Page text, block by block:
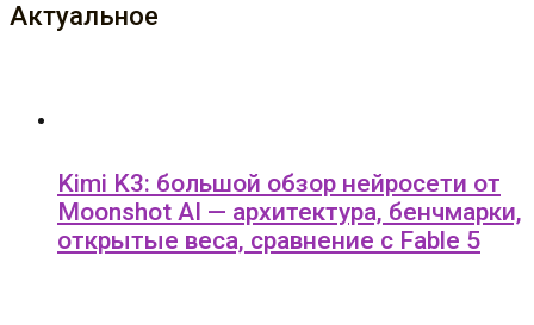
Актуальное
Kimi K3: большой обзор нейросети от
Moonshot AI — архитектура, бенчмарки,
открытые веса, сравнение с Fable 5